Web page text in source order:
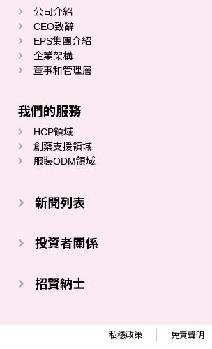
公司介紹
CEO致辭
EPS集團介紹
企業架構
董事和管理層
我們的服務
HCP領域
創藥支援領域
服裝ODM領域
新聞列表
投資者關係
招賢納士
私穩政策 免責聲明